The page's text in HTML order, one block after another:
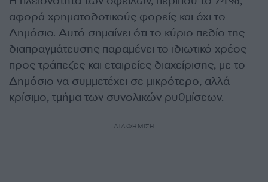
αφορά χρηματοδοτικούς φορείς και όχι το
Δημόσιο. Αυτό σημαίνει ότι το κύριο πεδίο της
διαπραγμάτευσης παραμένει το ιδιωτικό χρέος
προς τράπεζες και εταιρείες διαχείρισης, με το
Δημόσιο να συμμετέχει σε μικρότερο, αλλά
κρίσιμο, τμήμα των συνολικών ρυθμίσεων.
ΔΙΑΦΗΜΙΣΗ